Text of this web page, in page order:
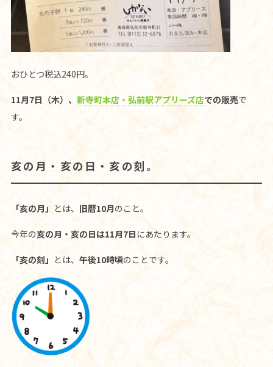
おひとつ税込240円。
11月7日（木）、 新寺町本店・弘前駅アプリーズ店での販売で
す。
亥の月・亥の日・亥の刻。
「亥の月」 とは、 旧暦10月のこと。
今年の亥の月・亥の日は11月7日 にあたります。
「亥の刻」 とは、 午後10時頃のことです。